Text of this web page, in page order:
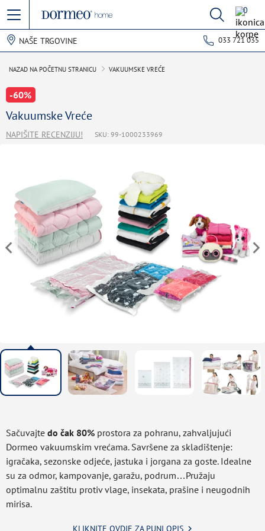
0
NAŠE TRGOVINE 033 721 035
NAZAD NA POČETNU STRANICU VAKUUMSKE VREĆE
-60%
Vakuumske Vreće
NAPIŠITE RECENZIJU! SKU: 99-1000233969
Sačuvajte do čak 80% prostora za pohranu, zahvaljujući
Dormeo vakuumskim vrećama. Savršene za skladištenje:
igračaka, sezonske odjeće, jastuka i jorgana za goste. Idealne
su za odmor, kampovanje, garažu, podrum…Pružaju
optimalnu zaštitu protiv vlage, insekata, prašine i neugodnih
mirisa.
KLIKNITE OVDJE ZA PUNI OPIS